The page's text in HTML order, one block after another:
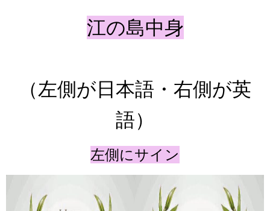
江の島中身
（左側が日本語・右側が英
語）
左側にサイン